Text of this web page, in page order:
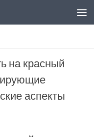
на красный
аспекты